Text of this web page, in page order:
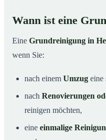
Wann ist eine
Eine Grundreinigung in
wenn Sie:
nach einem Umzug eine
nach Renovierungen
reinigen möchten,
eine einmalige